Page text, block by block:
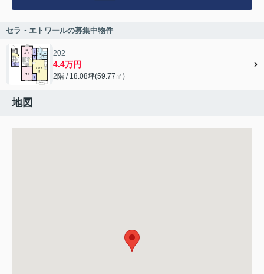
セラ・エトワールの募集中物件
202
4.4万円
2階 / 18.08坪(59.77㎡)
地図